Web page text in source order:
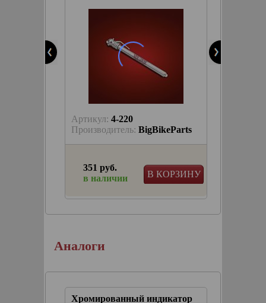
Артикул: 4-220
Производитель: BigBikeParts
В КОРЗИНУ
351 руб.
в наличии
Аналоги
Хромированный индикатор